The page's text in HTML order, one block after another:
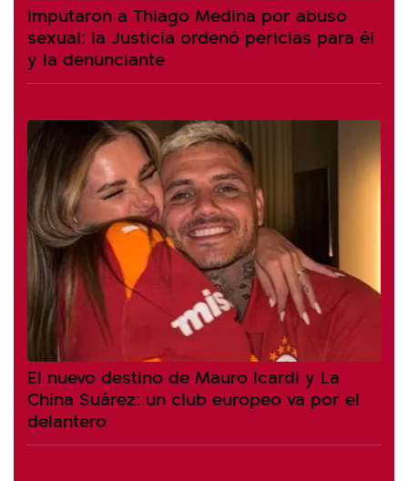
Imputaron a Thiago Medina por abuso
sexual: la Justicia ordenó pericias para él
y la denunciante
El nuevo destino de Mauro Icardi y La
China Suárez: un club europeo va por el
delantero